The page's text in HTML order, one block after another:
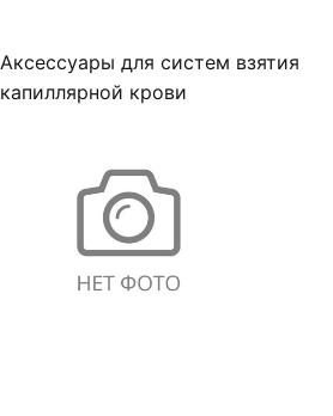
Аксессуары для систем взятия
капиллярной крови